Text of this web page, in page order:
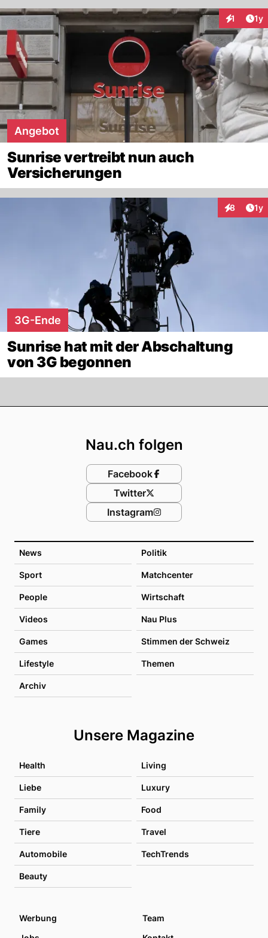
1 1y
Angebot
Sunrise vertreibt nun auch
Versicherungen
8 1y
3G-Ende
Sunrise hat mit der Abschaltung
von 3G begonnen
News Politik
Sport Matchcenter
People Wirtschaft
Videos Nau Plus
Games Stimmen der Schweiz
Lifestyle Themen
Archiv
Unsere Magazine
Health Living
Liebe Luxury
Family Food
Tiere Travel
Automobile TechTrends
Beauty
Nau.ch folgen
Facebook
Twitter
Instagram
Werbung
Team